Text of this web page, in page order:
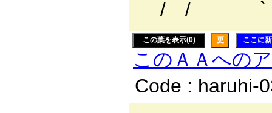
/ / `
この葉を表示(0) 更 ここに
このＡＡへの
Code : haruhi-